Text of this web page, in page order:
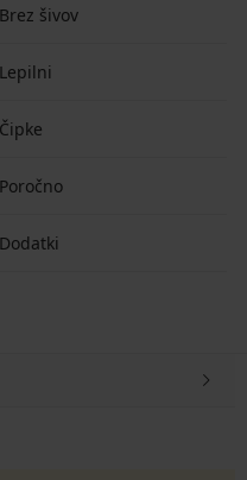
Brez šivov
Lepilni
Čipke
Poročno
Dodatki